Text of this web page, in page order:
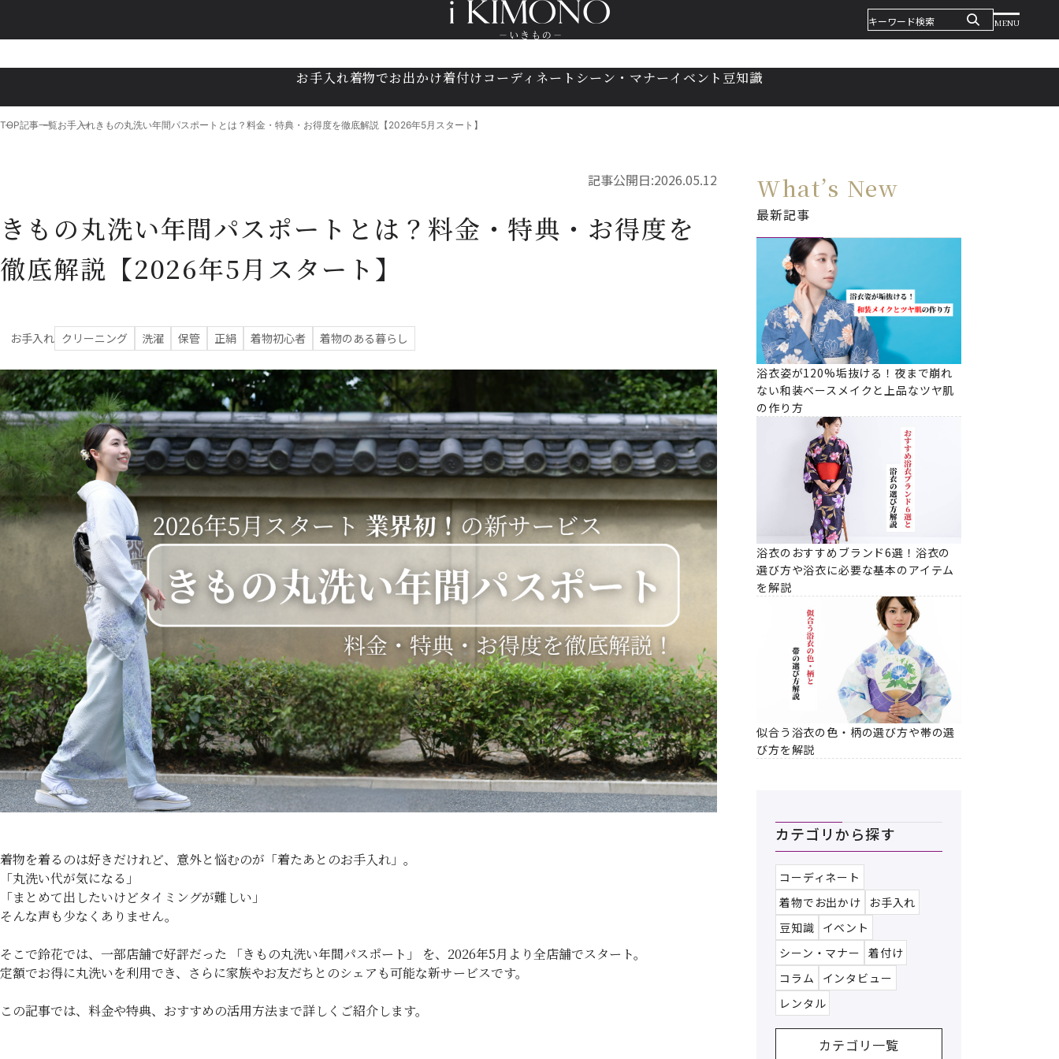
MENU
お手入れ着物でお出かけ着付けコーディネート シーン・マナーイベント 豆知識
TOP記事一覧お手入れきもの丸洗い年間パスポートとは？料金・特典・お得度を徹底解説【2026年5月スタート】
記事公開日:2026.05.12
きもの丸洗い年間パスポートとは？料金・特典・お得度を
徹底解説【2026年5月スタート】
お手入れ クリーニング 洗濯 保管 正絹 着物初心者 着物のある暮らし
着物を着るのは好きだけれど、意外と悩むのが「着たあとのお手入れ」。
「丸洗い代が気になる」
「まとめて出したいけどタイミングが難しい」
そんな声も少なくありません。
そこで鈴花では、一部店舗で好評だった 「きもの丸洗い年間パスポート」 を、2026年5月より全店舗でスタート。
定額でお得に丸洗いを利用でき、さらに家族やお友だちとのシェアも可能な新サービスです。
この記事では、料金や特典、おすすめの活用方法まで詳しくご紹介します。
What’s New
最新記事
浴衣姿が120%垢抜ける！夜まで崩れ
ない和装ベースメイクと上品なツヤ肌
の作り方
浴衣のおすすめブランド6選！浴衣の
選び方や浴衣に必要な基本のアイテム
を解説
似合う浴衣の色・柄の選び方や帯の選
び方を解説
カテゴリから探す
コーディネート
着物でお出かけ
お手入れ
豆知識 イベント
シーン・マナー 着付け
コラム
インタビュー
レンタル
カテゴリ一覧